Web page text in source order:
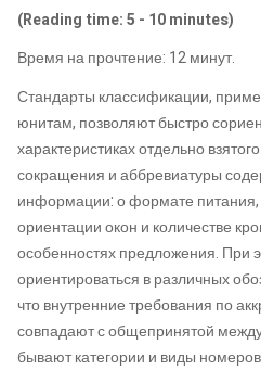
(Reading time: 5 - 10 minutes)
Время на прочтение: 12 минут.
Стандарты классификации,
юнитам, позволяют быстро
характеристиках отдельно
сокращения и аббревиатуры
информации: о формате
ориентации окон и количестве
особенностях предложения. При
ориентироваться в различных
что внутренние требования по
совпадают с общепринятой
бывают категории и виды